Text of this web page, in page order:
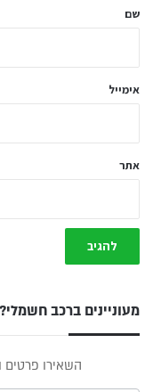
ל
שם
אימייל
אתר
מעוניינים ברכב חשמלי?
השאירו פרטים